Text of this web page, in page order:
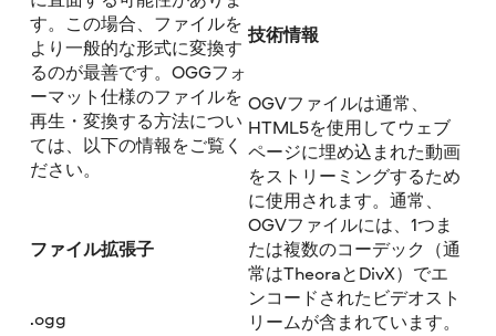
す。この場合、ファイルを
より一般的な形式に変換す
るのが最善です。OGGフォ
ーマット仕様のファイルを
再生・変換する方法につい
ては、以下の情報をご覧く
ださい。
ファイル拡張子
.ogg
技術情報
OGVファイルは通常、
HTML5を使用してウェブ
ページに埋め込まれた動画
をストリーミングするため
に使用されます。通常、
OGVファイルには、1つま
たは複数のコーデック（通
常はTheoraとDivX）でエ
ンコードされたビデオスト
リームが含まれています。